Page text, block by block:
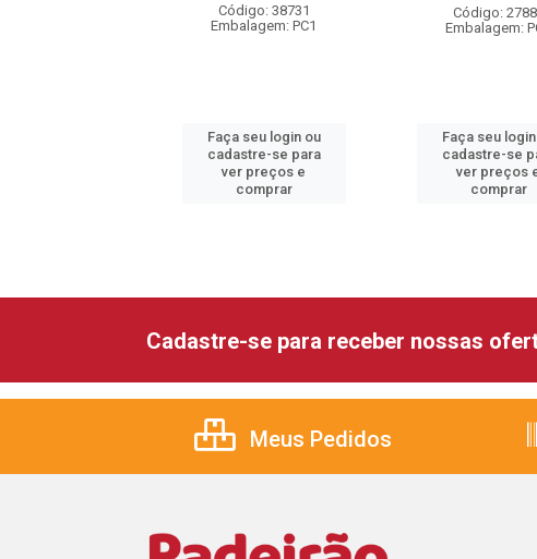
Código: 38731
Embalagem: PC1
Faça seu login ou
cadastre-se para
ver preços e
comprar
Código:
Embalagem:
Faça seu
cadastre-se
ver preços
comprar
Cadastre-se para receber nossas
Meus Pedidos